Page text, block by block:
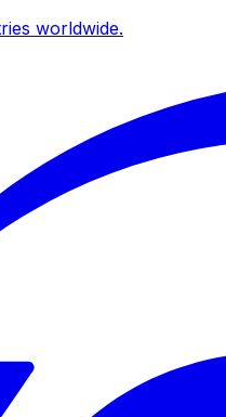
worldwide.